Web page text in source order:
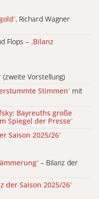
“, Richard Wagner
Flops – „Bilanz
(zweite Vorstellung)
Stimmen“ mit
Bayreuths große
Spiegel der Presse“
Saison 2025/26“
“ – Bilanz der
der Saison 2025/26“